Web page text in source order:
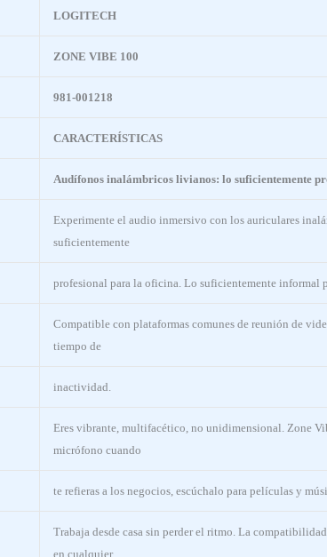
LOGITECH
ZONE VIBE 100
981-001218
CARACTERÍSTICAS
Audífonos inalámbricos livianos: lo suficientemente
Experimente el audio inmersivo con los auriculares
suficientemente
profesional para la oficina. Lo suficientemente informal
Compatible con plataformas comunes de reunión de
tiempo de
inactividad.
Eres vibrante, multifacético, no unidimensional. Zone
micrófono cuando
te refieras a los negocios, escúchalo para películas y
Trabaja desde casa sin perder el ritmo. La
en cualquier